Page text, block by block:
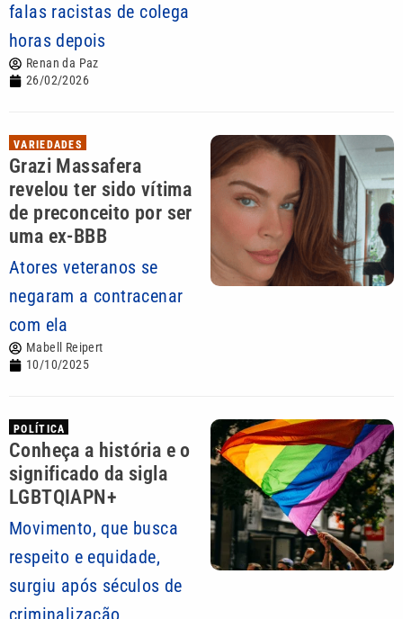
falas racistas de colega
horas depois
Renan da Paz
26/02/2026
VARIEDADES
Grazi Massafera
revelou ter sido vítima
de preconceito por ser
uma ex-BBB
Atores veteranos se
negaram a contracenar
com ela
Mabell Reipert
10/10/2025
POLÍTICA
Conheça a história e o
significado da sigla
LGBTQIAPN+
Movimento, que busca
respeito e equidade,
surgiu após séculos de
criminalização